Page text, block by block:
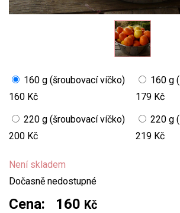
160 g (šroubovací víčko)
160 Kč
160 g
179 Kč
220 g (šroubovací víčko)
200 Kč
220 g
219 Kč
Není skladem
Dočasně nedostupné
Cena: 160 Kč